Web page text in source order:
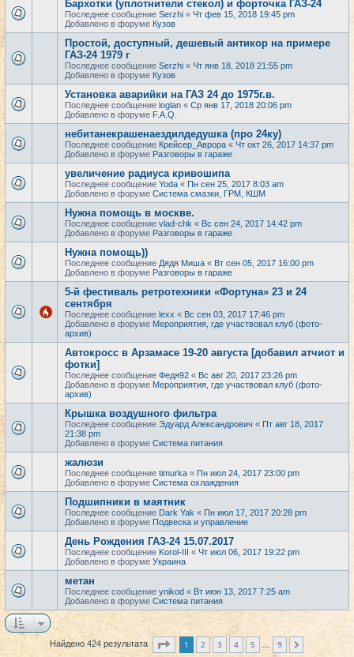
Бархотки (уплотнители стекол) и форточка ГАЗ-24
Последнее сообщение Serzhi « Чт фев 15, 2018 19:45 pm
Добавлено в форуме Кузов
Простой, доступный, дешевый антикор на примере
ГАЗ-24 1979 г
Последнее сообщение Serzhi « Чт янв 18, 2018 21:55 pm
Добавлено в форуме Кузов
Установка аварийки на ГАЗ 24 до 1975г.в.
Последнее сообщение loglan « Ср янв 17, 2018 20:06 pm
Добавлено в форуме F.A.Q.
небитанекрашенаездилдедушка (про 24ку)
Последнее сообщение Крейсер_Аврора « Чт окт 26, 2017 14:37 pm
Добавлено в форуме Разговоры в гараже
увеличение радиуса кривошипа
Последнее сообщение Yoda « Пн сен 25, 2017 8:03 am
Добавлено в форуме Система смазки, ГРМ, КШМ
Нужна помощь в москве.
Последнее сообщение vlad-chk « Вс сен 24, 2017 14:42 pm
Добавлено в форуме Разговоры в гараже
Нужна помощь))
Последнее сообщение Дядя Миша « Вт сен 05, 2017 16:00 pm
Добавлено в форуме Разговоры в гараже
5-й фестиваль ретротехники «Фортуна» 23 и 24
сентября
Последнее сообщение lexx « Вс сен 03, 2017 17:46 pm
Добавлено в форуме Мероприятия, где участвовал клуб (фото-
архив)
Автокросс в Арзамасе 19-20 августа [добавил атчиот и
фотки]
Последнее сообщение Федя92 « Вс авг 20, 2017 23:26 pm
Добавлено в форуме Мероприятия, где участвовал клуб (фото-
архив)
Крышка воздушного фильтра
Последнее сообщение Эдуард Александрович « Пт авг 18, 2017
21:38 pm
Добавлено в форуме Система питания
жалюзи
Последнее сообщение timurka « Пн июл 24, 2017 23:00 pm
Добавлено в форуме Система охлаждения
Подшипники в маятник
Последнее сообщение Dark Yak « Пн июл 17, 2017 20:28 pm
Добавлено в форуме Подвеска и управление
День Рождения ГАЗ-24 15.07.2017
Последнее сообщение Korol-III « Чт июл 06, 2017 19:22 pm
Добавлено в форуме Украина
метан
Последнее сообщение ynikod « Вт июн 13, 2017 7:25 am
Добавлено в форуме Система питания
Найдено 424 результата Страница из
1 2 3 4 5 9